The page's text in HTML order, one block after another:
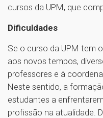
cursos da UPM, que
Dificuldades
Se o curso da UPM tem
aos novos tempos,
professores e à
Neste sentido, a
estudantes a
profissão na atualidade.